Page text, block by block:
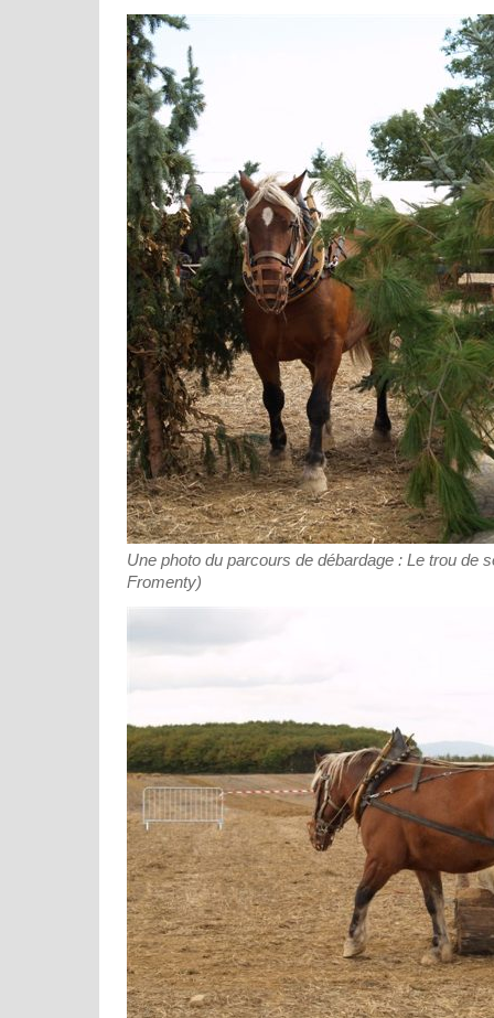
Une photo du parcours de débardage : Le trou de
Fromenty)